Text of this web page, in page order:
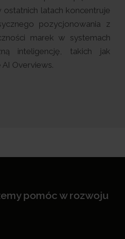
ostatnich latach koncentruje
pozycjonowania z
marek w systemach
inteligencję, takich jak
Overviews.
pomóc w rozwoju